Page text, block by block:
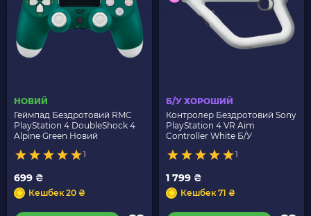
НОВИЙ
Геймпад Бездротовий RMC
PlayStation 4 DoubleShock 4
Alpine Green Новий
1
699 ₴
Кешбек 20 ₴
Б/У ХОРОШИЙ
Контролер Бездротовий Sony
PlayStation 4 VR Aim
Controller White Б/У
1
1 799 ₴
Кешбек 71 ₴